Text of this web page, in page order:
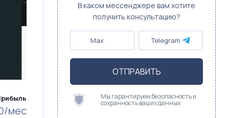
мес
В каком мессенджере вам хотите
получить консультацию?
Max Telegram
ОТПРАВИТЬ
Мы гарантируем безопасность и
сохранность ваших данных